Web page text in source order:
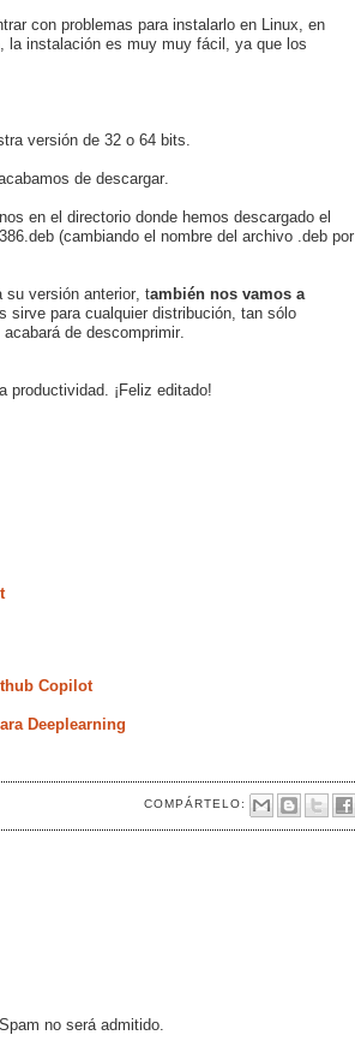
con problemas para instalarlo en Linux, en
la instalación es muy muy fácil, ya que los
versión de 32 o 64 bits.
de descargar.
en el directorio donde hemos descargado el
(cambiando el nombre del archivo .deb por
su versión anterior, también nos vamos a
sirve para cualquier distribución, tan sólo
de descomprimir.
productividad. ¡Feliz editado!
Copilot
Deeplearning
COMPÁRTELO:
no será admitido.